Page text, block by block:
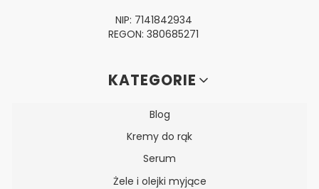
NIP: 7141842934
REGON: 380685271
Linki w stopceKATEGORIE
Blog
Kremy do rąk
Serum
Żele i olejki myjące